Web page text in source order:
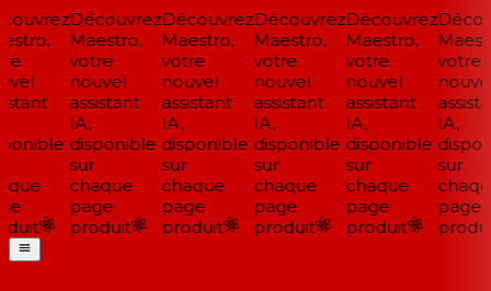
Découvrez
Maestro,
votre
nouvel
assistant
IA,
disponible
sur
chaque
page
produit
Découvrez
Maestro,
votre
nouvel
assistant
IA,
disponible
sur
chaque
page
produit
Découvrez
Maestro,
votre
nouvel
assistant
IA,
disponible
sur
chaque
page
produit
Découvrez
Maestro,
votre
nouvel
assistant
IA,
disponible
sur
chaque
page
produit
votre
nouvel
IA,
sur
page
produit